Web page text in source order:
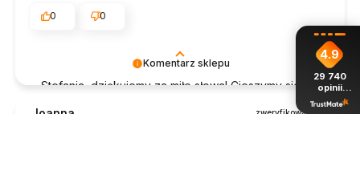
Komentarz sklepu
Stefania, dziękujemy za miłe słowa! Cieszymy się,
0
0
Joanna zweryfikowano
4.9
29 740
opinii
z całego
okresu